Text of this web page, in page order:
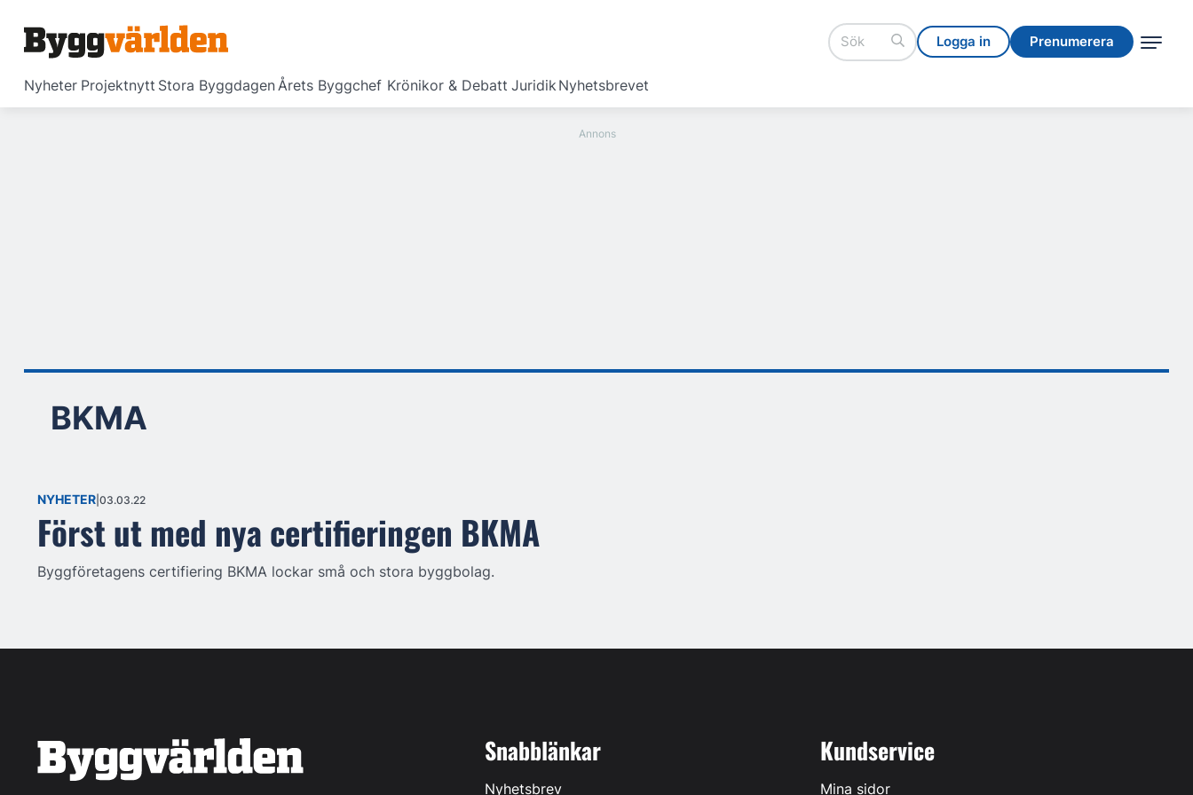
Logga in Prenumerera
Nyheter Projektnytt Stora ByggdagenÅrets Byggchef Krönikor & Debatt JuridikNyhetsbrevet
Logga in Prenumerera
BKMA
NYHETER 03.03.22
Först ut med nya certifieringen BKMA
Byggföretagens certifiering BKMA lockar små och stora byggbolag.
Snabblänkar
Nyhetsbrev
Kundservice
Mina sidor